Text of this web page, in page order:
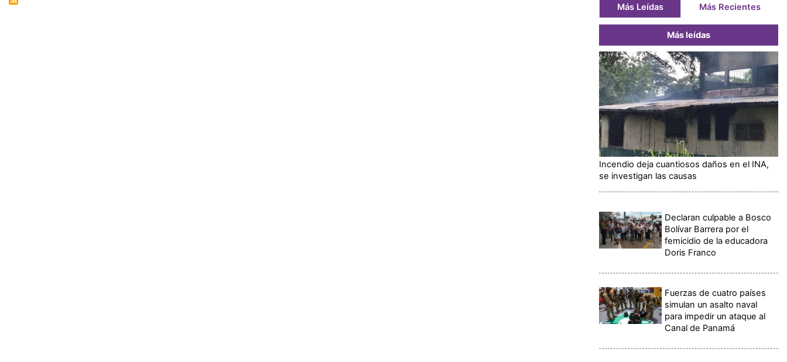
Más Leídas Más Recientes
Más leídas
Incendio deja cuantiosos daños en el INA,
se investigan las causas
Declaran culpable a Bosco
Bolívar Barrera por el
femicidio de la educadora
Doris Franco
Fuerzas de cuatro países
simulan un asalto naval
para impedir un ataque al
Canal de Panamá